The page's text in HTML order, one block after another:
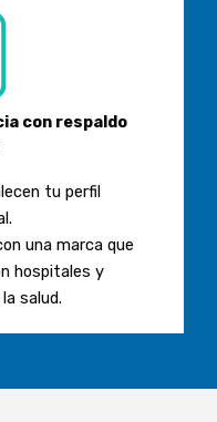
con respaldo
tu perfil
una marca que
hospitales y
salud.